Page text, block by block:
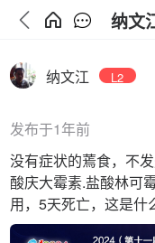
纳文
纳文江 L2
发布于1年前
没有症状的蔫食，不
酸庆大霉素.盐酸林可
用，5天死亡，这是什